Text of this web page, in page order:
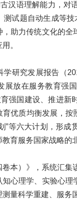
汉语理解能力，
试题自动生成等
助力传统文化的
。
学研究发展报告（
展放在服务教育强
强国建设、推进
优质均衡发展，按
”等六大计划，形
育服务国家战略的
本）》，系统汇
心理学、实验心
量科学重建、服务